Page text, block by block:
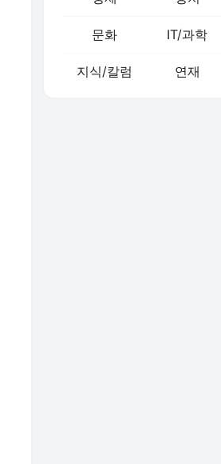
문화 IT/과학
지식/칼럼 연재